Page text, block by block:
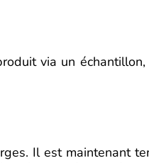
via un
Il est maintenant